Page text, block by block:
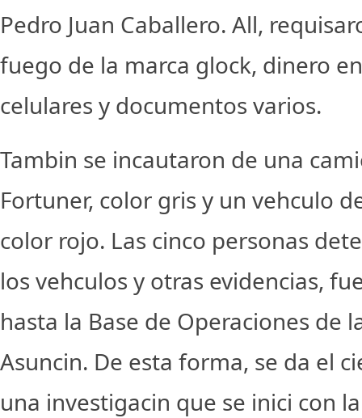
Pedro Juan Caballero. All,
fuego de la marca glock, dinero
celulares y documentos varios.
Tambin se incautaron de una
Fortuner, color gris y un vehculo
color rojo. Las cinco personas
los vehculos y otras evidencias,
hasta la Base de Operaciones de
Asuncin. De esta forma, se da el
una investigacin que se inici con